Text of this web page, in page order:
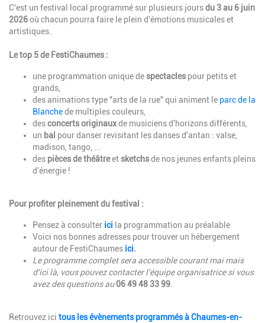
C'est un festival local programmé sur plusieurs joursdu 3 au 6 juin
2026où chacun pourra faire le plein d'émotions musicales et
artistiques.
Le top 5 de FestiChaumes :
une programmation unique despectacles pour petits et
grands,
des animations type "arts de la rue" qui animent le parc de la
Blanchede multiples couleurs,
desconcerts originauxde musiciens d'horizons différents,
un bal pour danser revisitant les danses d'antan : valse,
madison, tango, ...
des pièces de théâtreetsketchsde nos jeunes enfants pleins
d'énergie !
Pour profiter pleinement du festival :
Pensez à consulter ici la programmation au préalable
Voici nos bonnes adresses pour trouver un hébergement
autour de FestiChaumes ici.
Le programme complet sera accessible courant mai mais
d'ici là, vous pouvez contacter l'équipe organisatrice si vous
avez des questions au06 49 48 33 99.
Retrouvez ici tous les évènements programmés à Chaumes-en-